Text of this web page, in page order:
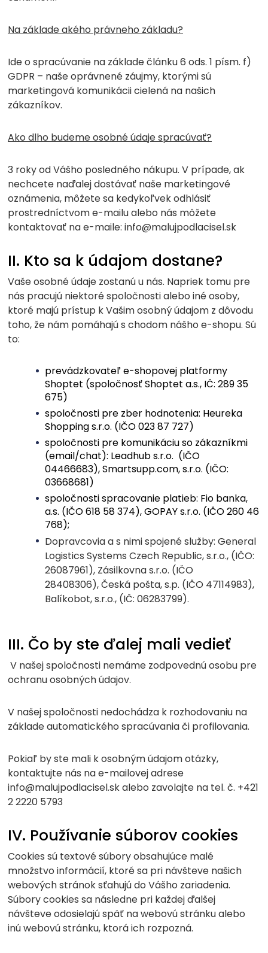
Na základe akého právneho základu?
Ide o spracúvanie na základe článku 6 ods. 1 písm. f)
GDPR – naše oprávnené záujmy, ktorými sú
marketingová komunikácii cielená na našich
zákazníkov.
Ako dlho budeme osobné údaje spracúvať?
3 roky od Vášho posledného nákupu. V prípade, ak
nechcete naďalej dostávať naše marketingové
oznámenia, môžete sa kedykoľvek odhlásiť
prostredníctvom e-mailu alebo nás môžete
kontaktovať na e-maile: info@malujpodlacisel.sk
II. Kto sa k údajom dostane?
Vaše osobné údaje zostanú u nás. Napriek tomu pre
nás pracujú niektoré spoločnosti alebo iné osoby,
ktoré majú prístup k Vašim osobný údajom z dôvodu
toho, že nám pomáhajú s chodom nášho e-shopu. Sú
to:
prevádzkovateľ e-shopovej platformy
Shoptet (spoločnosť Shoptet a.s., IČ: 289 35
675)
spoločnosti pre zber hodnotenia: Heureka
Shopping s.r.o. (IČO 023 87 727)
spoločnosti pre komunikáciu so zákazníkmi
(email/chat): Leadhub s.r.o. (IČO
04466683), Smartsupp.com, s.r.o. (IČO:
03668681)
spoločnosti spracovanie platieb: Fio banka,
a.s. (IČO 618 58 374), GOPAY s.r.o. (IČO 260 46
768);
Dopravcovia a s nimi spojené služby: General
Logistics Systems Czech Republic, s.r.o., (IČO:
26087961), Zásilkovna s.r.o. (IČO
28408306), Česká pošta, s.p. (IČO 47114983),
Balíkobot, s.r.o., (IČ: 06283799).
III. Čo by ste ďalej mali vedieť
V našej spoločnosti nemáme zodpovednú osobu pre
ochranu osobných údajov.
V našej spoločnosti nedochádza k rozhodovaniu na
základe automatického spracúvania či profilovania.
Pokiaľ by ste mali k osobným údajom otázky,
kontaktujte nás na e-mailovej adrese
info@malujpodlacisel.sk alebo zavolajte na tel. č. +421
2 2220 5793
IV. Používanie súborov cookies
Cookies sú textové súbory obsahujúce malé
množstvo informácií, ktoré sa pri návšteve našich
webových stránok sťahujú do Vášho zariadenia.
Súbory cookies sa následne pri každej ďalšej
návšteve odosielajú späť na webovú stránku alebo
inú webovú stránku, ktorá ich rozpozná.